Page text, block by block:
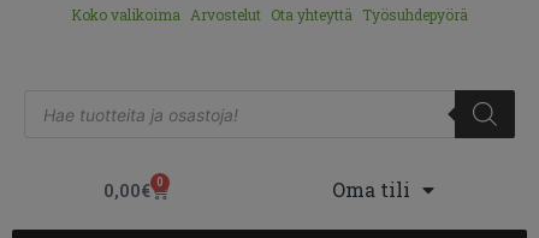
Koko valikoima Arvostelut Ota yhteyttä Työsuhdepyörä
0,00€ 0 Oma tili